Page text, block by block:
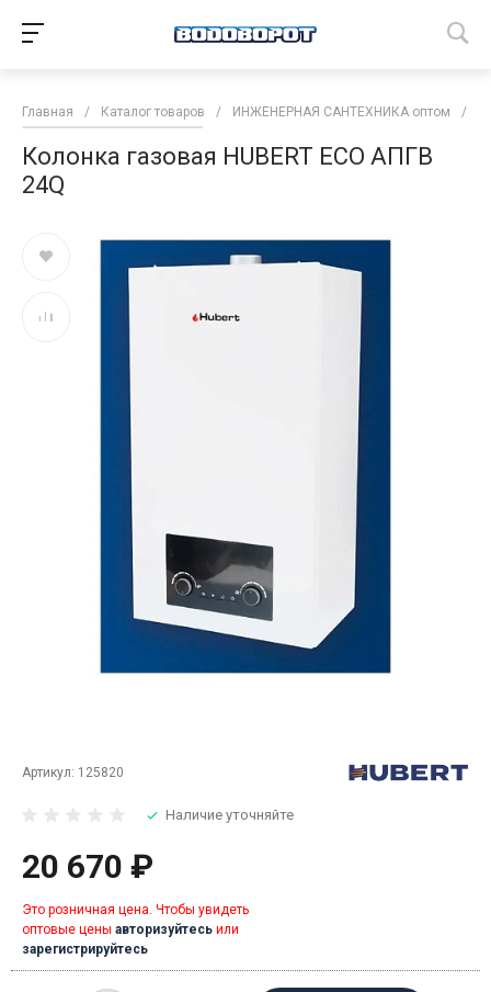
Главная / Каталог товаров / ИНЖЕНЕРНАЯ САНТЕХНИКА оптом /
Колонка газовая HUBERT ECO АПГВ
24Q
Артикул: 125820
Наличие уточняйте
20 670 ₽
Это розничная цена. Чтобы увидеть
оптовые цены авторизуйтесь или
зарегистрируйтесь